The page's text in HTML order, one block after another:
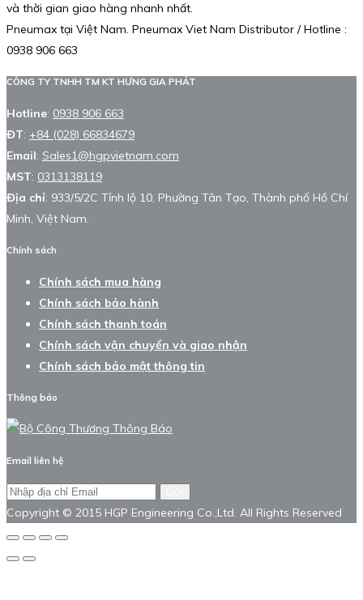
và thời gian giao hàng nhanh nhất.
Pneumax tại Việt Nam. Pneumax Viet Nam Distributor / Hotline :
0938 906 663
CÔNG TY TNHH TM KT HƯNG GIA PHÁT
Hotline: 0938 906 663
ĐT: +84 (028) 66834679
Email: Sales1@hgpvietnam.com
MST: 0313138119
Địa chỉ: 933/5/2C Tỉnh lộ 10, Phường Tân Tạo, Thành phố Hồ Chí
Minh, Việt Nam.
Chính sách
Chính sách mua hàng
Chính sách bảo hành
Chính sách thanh toán
Chính sách vận chuyển và giao nhận
Chính sách bảo mật thông tin
Thông báo
Email liên hệ
Copyright © 2015 HGP Engineering Co.,Ltd. All Rights Reserved